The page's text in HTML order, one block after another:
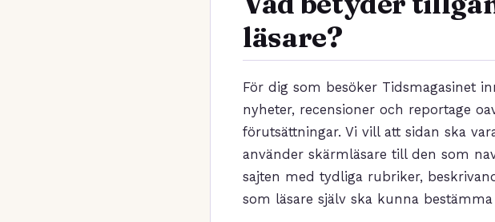
läsare?
För dig som besöker Tidsmagasinet
nyheter, recensioner och reportage
förutsättningar. Vi vill att sidan ska
använder skärmläsare till den som
sajten med tydliga rubriker,
som läsare själv ska kunna